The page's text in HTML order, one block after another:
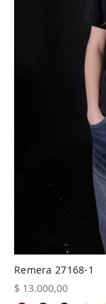
Remera 27168-1
$ 13.000,00